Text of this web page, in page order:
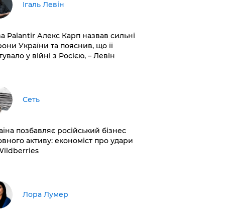
Ігаль Левін
Palantir Алекс Карп назвав сильні
України та пояснив, що її
у війні з Росією, – Левін
Сеть
позбавляє російський бізнес
активу: економіст про удари
​Лора Лумер